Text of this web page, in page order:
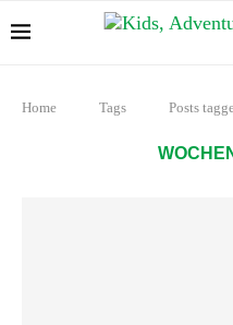
Home Tags Posts